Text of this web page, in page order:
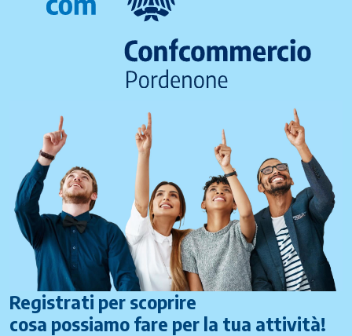
Registrati per scoprire
cosa possiamo fare per la tua attività!